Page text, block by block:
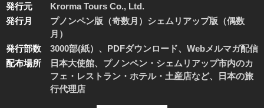
発行元
Krorma Tours Co., Ltd.
発行月
プノンペン版（奇数月）シェムリアップ版（偶数
月）
発行部数
3000部(紙）、PDFダウンロード、Webメルマガ配信
配布場所
日本大使館、プノンペン・シェムリアップ市内のカ
フェ・レストラン・ホテル・土産店など、日本の旅
行代理店